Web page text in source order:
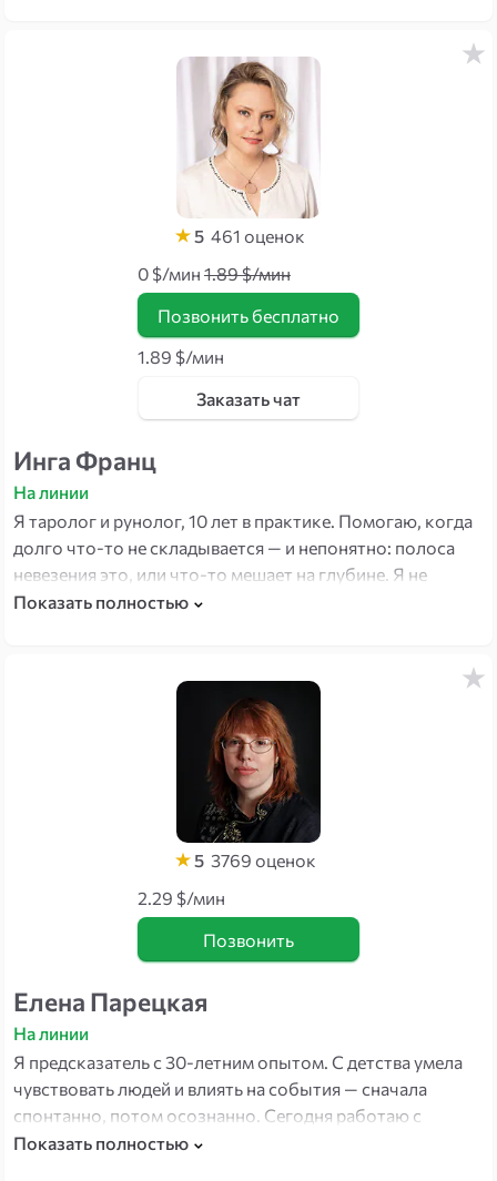
5 461 оценок
0 $/мин 1.89 $/мин
Позвонить бесплатно
1.89 $/мин
Заказать чат
Инга Франц
На линии
Я таролог и рунолог, 10 лет в практике. Помогаю, когда
долго что-то не складывается — и непонятно: полоса
невезения это, или что-то мешает на глубине. Я не
просто ставлю разбор — предлагаю конкретный
решения и подбираю то, что поможет именно вам —
Показать полностью
5 3769 оценок
2.29 $/мин
Позвонить
Елена Парецкая
На линии
Я предсказатель с 30-летним опытом. С детства умела
чувствовать людей и влиять на события — сначала
спонтанно, потом осознанно. Сегодня работаю с
картами и ментальными практиками: помогаю увидеть,
Показать полностью